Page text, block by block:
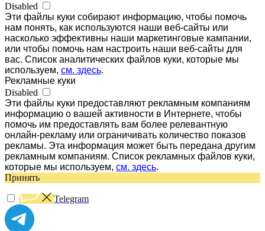
Disabled
Эти файлы куки собирают информацию, чтобы помочь
нам понять, как используются наши веб-сайты или
насколько эффективны наши маркетинговые кампании,
или чтобы помочь нам настроить наши веб-сайты для
вас. Список аналитических файлов куки, которые мы
используем, см. здесь.
Рекламные куки
Disabled
Эти файлы куки предоставляют рекламным компаниям
информацию о вашей активности в Интернете, чтобы
помочь им предоставлять вам более релевантную
онлайн-рекламу или ограничивать количество показов
рекламы. Эта информация может быть передана другим
рекламным компаниям. Список рекламных файлов куки,
которые мы используем, см. здесь.
Принять
Telegram